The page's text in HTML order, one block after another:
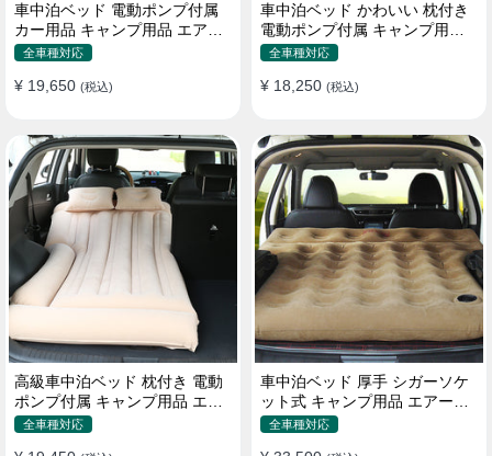
車中泊ベッド 電動ポンプ付属
カー用品 キャンプ用品 エアー
ベッド SUV車 普通車適用
全車種対応
¥ 19,650 (税込)
車中泊ベッド かわいい 枕付き
電動ポンプ付属 キャンプ用品
全車種対応
¥ 18,250 (税込)
高級車中泊ベッド 枕付き 電動
ポンプ付属 キャンプ用品 エア
ーベッド 普通車 SUV
全車種対応
車中泊ベッド 厚手 シガーソケ
ット式 キャンプ用品 エアーベ
ッド 収納袋付き 普通車 SUV適
全車種対応